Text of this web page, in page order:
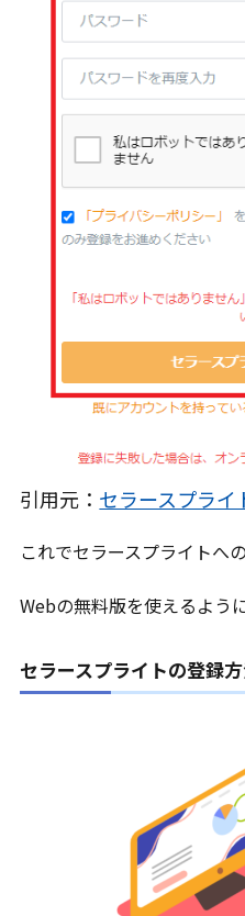
引用元： セラースプライ
これでセラースプライトへ
Webの無料版を使えるよう
セラースプライトの登録